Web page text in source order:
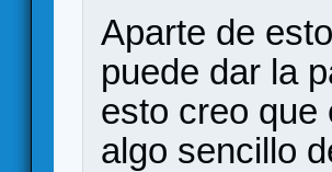
Aparte de
puede dar la
esto creo que
algo sencillo